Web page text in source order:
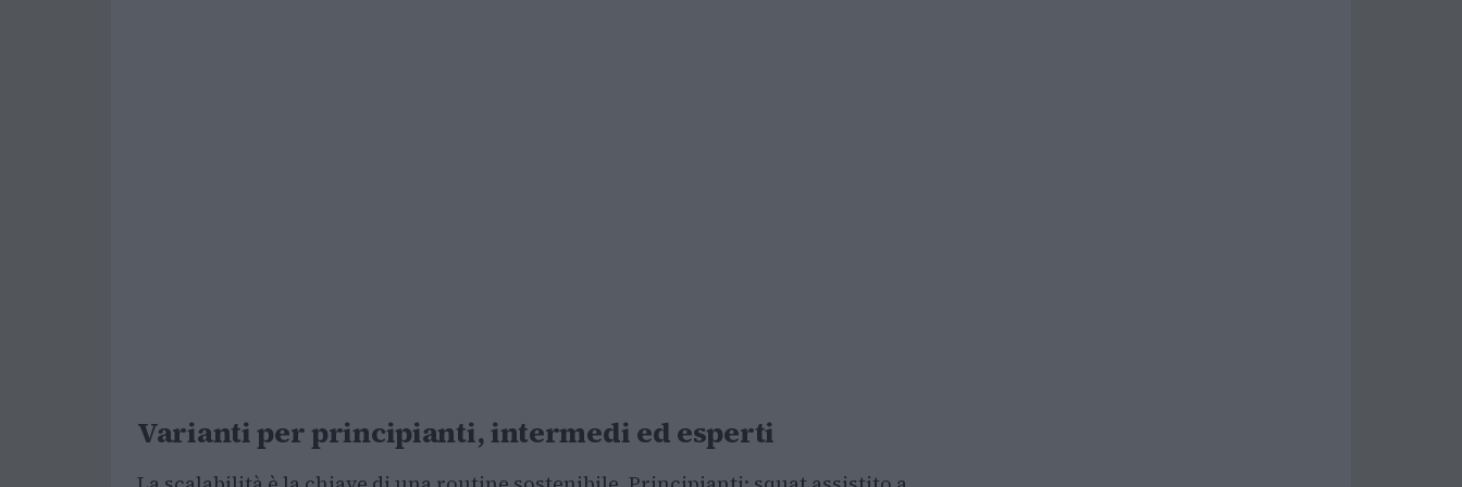
Varianti per principianti, intermedi ed esperti